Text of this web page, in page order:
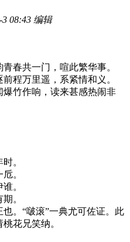
08:43 编辑
春共一门，喧此繁华事。
程万里遥，系紧情和义。
竹作响，读来甚感热闹非
。
。
。
。
。 “啵滚”一典尤可佐证。此
花兄笑纳。